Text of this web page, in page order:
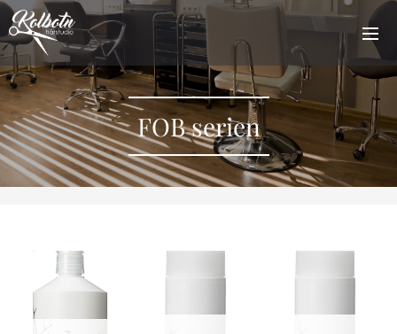
FOB serien